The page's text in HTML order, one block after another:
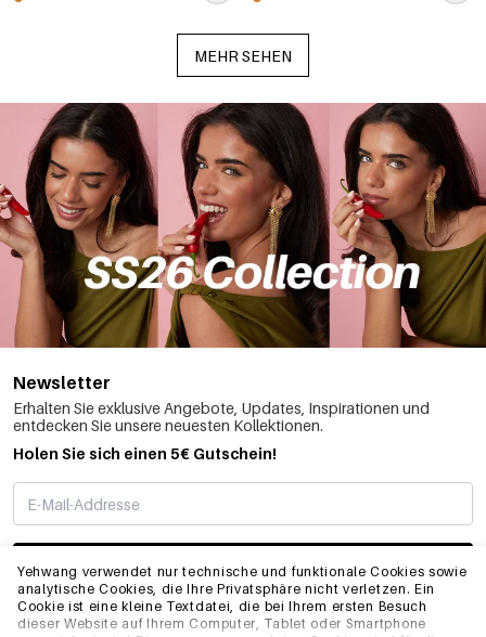
Yehwang verwendet nur technische und funktionale Cookies sowie
analytische Cookies, die Ihre Privatsphäre nicht verletzen. Ein
Cookie ist eine kleine Textdatei, die bei Ihrem ersten Besuch
dieser Website auf Ihrem Computer, Tablet oder Smartphone
MEHR SEHEN
Newsletter
Erhalten Sie exklusive Angebote, Updates, Inspirationen und
entdecken Sie unsere neuesten Kollektionen.
Holen Sie sich einen 5€ Gutschein!
ABONNIEREN